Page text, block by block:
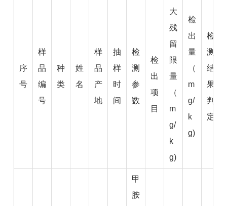
序
号
样
品
编
号
种
类
姓
名
样
品
产
地
抽
样
时
间
检
测
参
数
检
出
项
目
大
残
留
限
量
（
m
g/
k
g)
检
出
量
（
m
g/
k
g)
检
测
结
果
判
定
甲
胺